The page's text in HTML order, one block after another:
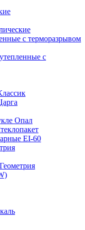
с терморазрывом
с
Опал
EI-60